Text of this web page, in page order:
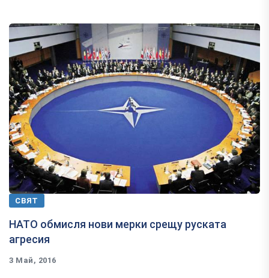
СВЯТ
НАТО обмисля нови мерки срещу руската
агресия
3 Май, 2016